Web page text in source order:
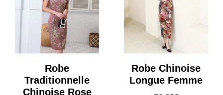
Robe
Traditionnelle
Chinoise Rose
Robe Chinoise
Longue Femme